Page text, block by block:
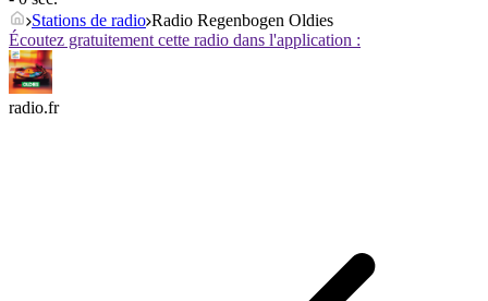
Stations de radio Radio Regenbogen Oldies
Écoutez gratuitement cette radio dans l'application :
radio.fr